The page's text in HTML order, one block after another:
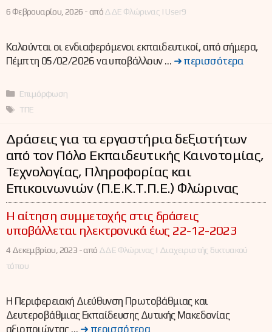
6 Φεβρουαρίου, 2026 -απόΔΔΕ Φλώρινας | User9
Καλούνται οι ενδιαφερόμενοι εκπαιδευτικοί, από σήμερα,
Πέμπτη 05/02/2026 να υποβάλλουν … ➜ περισσότερα
Κατηγορίες
Επιμόρφωση
Ετικέτες
ΤΠΕ
Δράσεις για τα εργαστήρια δεξιοτήτων
από τον Πόλο Εκπαιδευτικής Καινοτομίας,
Τεχνολογίας, Πληροφορίας και
Επικοινωνιών (Π.Ε.Κ.Τ.Π.Ε.) Φλώρινας
Η αίτηση συμμετοχής στις δράσεις
υποβάλλεται ηλεκτρονικά έως 22-12-2023
4 Δεκεμβρίου, 2023 -από ΔΔΕ Φλώρινας | Διαχειριστής δικτυακού
τόπου
Η Περιφερειακή Διεύθυνση Πρωτοβάθμιας και
Δευτεροβάθμιας Εκπαίδευσης Δυτικής Μακεδονίας
αξιοποιώντας … ➜ περισσότερα